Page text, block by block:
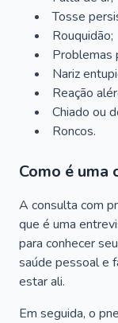
Tosse
Rouquidão;
Problemas
Nariz
Reação
Chiado ou
Roncos.
Como é
A consulta com
que é uma
para conhecer
saúde pessoal e
estar ali.
Em seguida, o